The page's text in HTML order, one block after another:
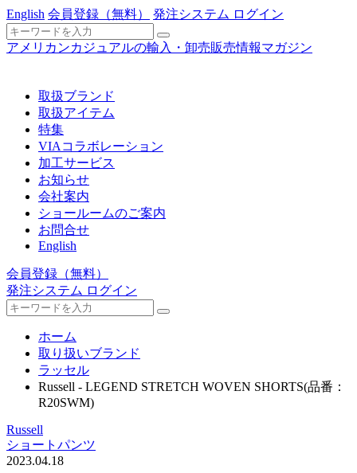
English 会員登録 （無料） 発注システム ログイン
アメリカンカジュアルの輸入・卸売販売情報マガジン
取扱ブランド
取扱アイテム
特集
VIAコラボレーション
加工サービス
お知らせ
会社案内
ショールームのご案内
お問合せ
English
会員登録 （無料）
発注システム ログイン
ホーム
取り扱いブランド
ラッセル
Russell - LEGEND STRETCH WOVEN SHORTS(品番：
R20SWM)
Russell
ショートパンツ
2023.04.18